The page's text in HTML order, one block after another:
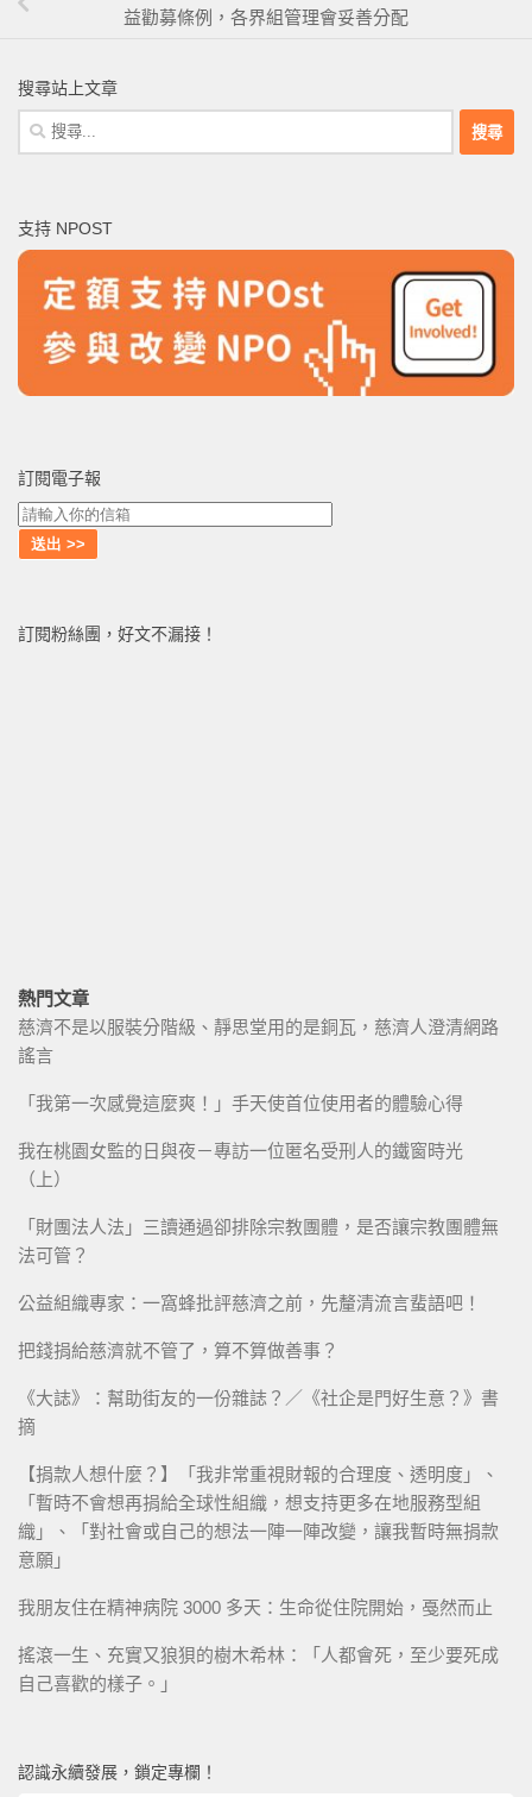
益勸募條例，各界組管理會妥善分配
搜尋站上文章
搜
尋
字:
支持 NPOST
訂閱電子報
訂閱粉絲團，好文不漏接！
熱門文章
慈濟不是以服裝分階級、靜思堂用的是銅瓦，慈濟人澄清網路
謠言
「我第一次感覺這麼爽！」手天使首位使用者的體驗心得
我在桃園女監的日與夜－專訪一位匿名受刑人的鐵窗時光
（上）
「財團法人法」三讀通過卻排除宗教團體，是否讓宗教團體無
法可管？
公益組織專家：一窩蜂批評慈濟之前，先釐清流言蜚語吧！
把錢捐給慈濟就不管了，算不算做善事？
《大誌》：幫助街友的一份雜誌？／《社企是門好生意？》書
摘
【捐款人想什麼？】「我非常重視財報的合理度、透明度」、
「暫時不會想再捐給全球性組織，想支持更多在地服務型組
織」、「對社會或自己的想法一陣一陣改變，讓我暫時無捐款
意願」
我朋友住在精神病院 3000 多天：生命從住院開始，戞然而止
搖滾一生、充實又狼狽的樹木希林：「人都會死，至少要死成
自己喜歡的樣子。」
認識永續發展，鎖定專欄！